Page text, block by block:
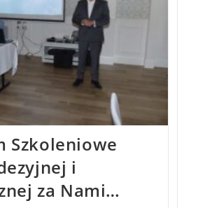
Szkoleniowe
i
za Nami…